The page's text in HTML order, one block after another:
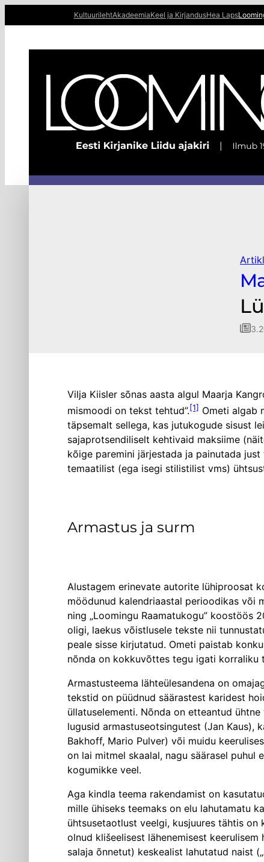
sisu
KultuurilehtAkadeemiaKeel ja KirjandusHea Laps
Vilja Kiisler sõnas aasta algul Maarja
mismoodi on tekst tehtud”.[1] Ometi algab
täpsemalt sellega, kas jutukogude sisust
sajaprotsendiliselt kehtivaid maksiime
kõige paremini järjestada ja painutada
temaatilist (ega isegi stilistilist vms)
Armastus ja surm
Alustagem erinevate autorite lühiproosat
möödunud kalendriaastal perioodikas või
ning „Loomingu Raamatukogu” koostöös
oligi, laekus võistlusele tekste nii
peale sisse kirjutatud. Ometi paistab
nõnda on kokkuvõttes tegu igati korraliku
Armastusteema lähteülesandena on
tekstid on püüdnud säärastest karidest
üllatuselementi. Nõnda on etteantud
lugusid armastuseotsingutest (Jan Kaus),
Bakhoff, Mario Pulver) või muidu
on lai mitmel skaalal, nagu säärasel puhul
kogumikke veel.
Aga kindla teema rakendamist on
mille ühiseks teemaks on elu lahutamatu
ühtsusetaotlust veelgi, kusjuures tähtis
olnud klišeelisest lähenemisest
salaja õnnetut) keskealist lahutatud naist